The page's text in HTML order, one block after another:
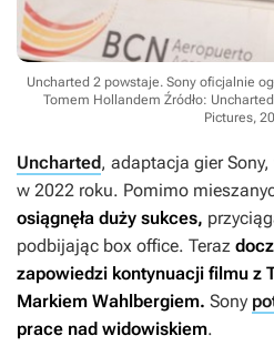
Uncharted 2 powstaje. Sony oficjalnie
Tomem Hollandem Źródło:
Pictures,
Uncharted, adaptacja gier
w 2022 roku. Pomimo
osiągnęła duży sukces,
podbijając box office. Teraz
zapowiedzi kontynuacji filmu z
Markiem Wahlbergiem. Sony
prace nad widowiskiem.